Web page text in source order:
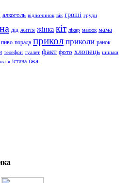
алкоголь відпочинок вік гроші груди
дід життя жінка кіт лікар малюк мама
пиво порада прикол приколи ранок
телефон туалет факт фото хлопець цицьки
я істина їжа